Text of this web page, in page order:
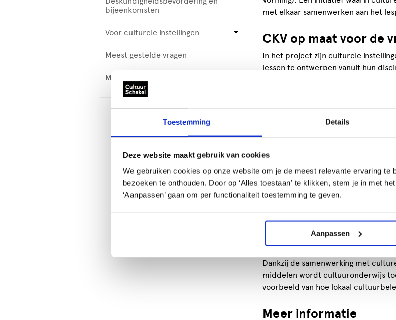
Toestemming Details
Deze website maakt gebruik van cookies
We gebruiken cookies op onze website om je de meest relevante ervaring te
bezoeken te onthouden. Door op ‘Alles toestaan' te klikken, stem je in met
‘Aanpassen’ gaan om per functionaliteit toestemming te geven.
Aanpassen
bijeenkomsten
Voor culturele instellingen
Meest gestelde vragen
Middelbaar beroepsonderwijs
met elkaar samenwerken aan het
CKV op maat voor de
In het project zijn culturele
lessen te ontwerpen vanuit hun
theater en erfgoed. De lessen zijn
belevingswereld van vmbo-
Planned Culture eenvoudig
Exameneisen als
Het aanbod voldoet aan de
aan vier culturele activiteiten,
vorm), creëren een kunstzinnig
inzetbaar en kunnen reguliere CKV-
1,5 uur of 3 uur. In overleg kunnen
van een hele dag of zelfs meer.
Samenwerking en
Dankzij de samenwerking met
middelen wordt cultuuronderwijs
voorbeeld van hoe lokaal
Meer informatie